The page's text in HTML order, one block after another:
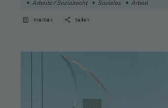
Arbeits-/ Sozialrecht Soziales Arbeit
merken teilen